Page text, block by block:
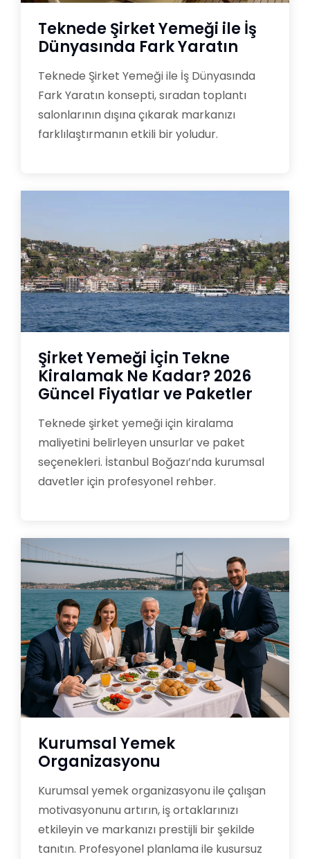
Teknede Şirket Yemeği ile İş
Dünyasında Fark Yaratın
Teknede Şirket Yemeği ile İş Dünyasında
Fark Yaratın konsepti, sıradan toplantı
salonlarının dışına çıkarak markanızı
farklılaştırmanın etkili bir yoludur.
Şirket Yemeği İçin Tekne
Kiralamak Ne Kadar? 2026
Güncel Fiyatlar ve Paketler
Teknede şirket yemeği için kiralama
maliyetini belirleyen unsurlar ve paket
seçenekleri. İstanbul Boğazı’nda kurumsal
davetler için profesyonel rehber.
Kurumsal Yemek
Organizasyonu
Kurumsal yemek organizasyonu ile çalışan
motivasyonunu artırın, iş ortaklarınızı
etkileyin ve markanızı prestijli bir şekilde
tanıtın. Profesyonel planlama ile kusursuz